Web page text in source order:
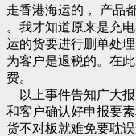
走香港海运的， 产品
。我才知道原来是充
运的货要进行删单处
为客户是退税的。在
费。
以上事件告知广大
和客户确认好申报要
货不对板就难免要耽